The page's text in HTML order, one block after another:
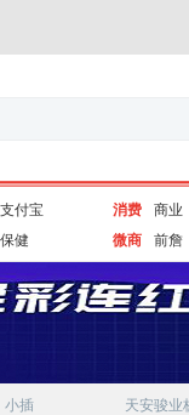
支付宝
保健
消费 商业
微商
前詹
小插
天安骏业